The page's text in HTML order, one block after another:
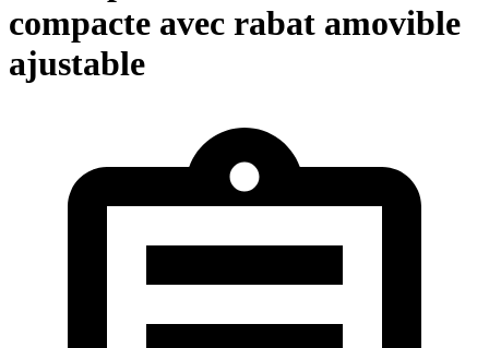
compacte avec rabat amovible
ajustable